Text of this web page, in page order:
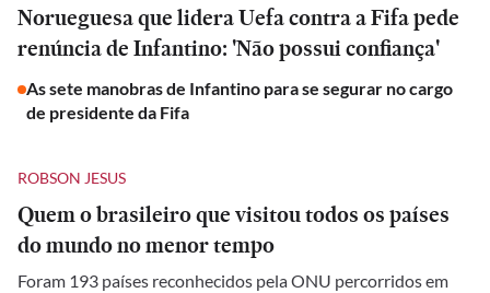
Norueguesa que lidera Uefa contra a Fifa pede
renúncia de Infantino: 'Não possui confiança'
As sete manobras de Infantino para se segurar no cargo
de presidente da Fifa
ROBSON JESUS
Quem o brasileiro que visitou todos os países
do mundo no menor tempo
Foram 193 países reconhecidos pela ONU percorridos em